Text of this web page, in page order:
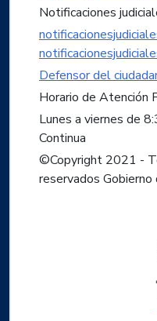
Notificaciones
Defensor del
Horario de Atención
Lunes a viernes de
Continua
©Copyright 2021 -
reservados Gobierno